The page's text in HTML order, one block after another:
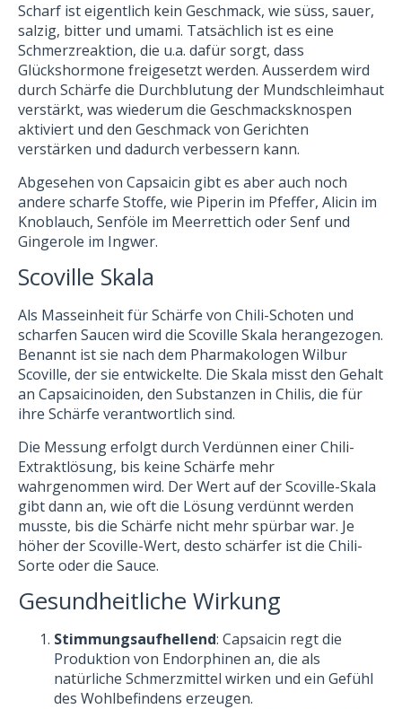
Scharf ist eigentlich kein Geschmack, wie süss, sauer,
salzig, bitter und umami. Tatsächlich ist es eine
Schmerzreaktion, die u.a. dafür sorgt, dass
Glückshormone freigesetzt werden. Ausserdem wird
durch Schärfe die Durchblutung der Mundschleimhaut
verstärkt, was wiederum die Geschmacksknospen
aktiviert und den Geschmack von Gerichten
verstärken und dadurch verbessern kann.
Abgesehen von Capsaicin gibt es aber auch noch
andere scharfe Stoffe, wie Piperin im Pfeffer, Alicin im
Knoblauch, Senföle im Meerrettich oder Senf und
Gingerole im Ingwer.
Scoville Skala
Als Masseinheit für Schärfe von Chili-Schoten und
scharfen Saucen wird die Scoville Skala herangezogen.
Benannt ist sie nach dem Pharmakologen Wilbur
Scoville, der sie entwickelte. Die Skala misst den Gehalt
an Capsaicinoiden, den Substanzen in Chilis, die für
ihre Schärfe verantwortlich sind.
Die Messung erfolgt durch Verdünnen einer Chili-
Extraktlösung, bis keine Schärfe mehr
wahrgenommen wird. Der Wert auf der Scoville-Skala
gibt dann an, wie oft die Lösung verdünnt werden
musste, bis die Schärfe nicht mehr spürbar war. Je
höher der Scoville-Wert, desto schärfer ist die Chili-
Sorte oder die Sauce.
Gesundheitliche Wirkung
Stimmungsaufhellend: Capsaicin regt die
Produktion von Endorphinen an, die als
natürliche Schmerzmittel wirken und ein Gefühl
des Wohlbefindens erzeugen.